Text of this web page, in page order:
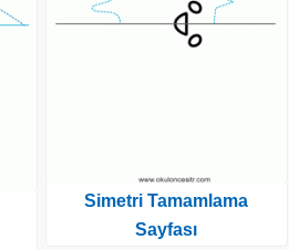
Simetri Tamamlama
Sayfası